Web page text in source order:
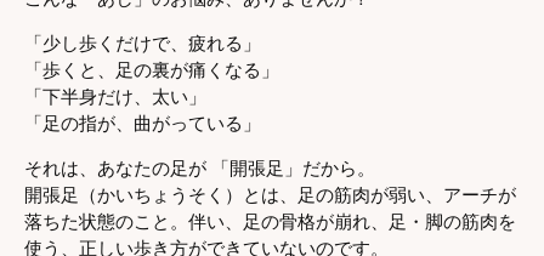
「少し歩くだけで、疲れる」
「歩くと、足の裏が痛くなる」
「下半身だけ、太い」
「足の指が、曲がっている」
それは、あなたの足が 「開張足」だから。
開張足（かいちょうそく）とは、足の筋肉が弱い、アーチが
落ちた状態のこと。伴い、足の骨格が崩れ、足・脚の筋肉を
使う、正しい歩き方ができていないのです。